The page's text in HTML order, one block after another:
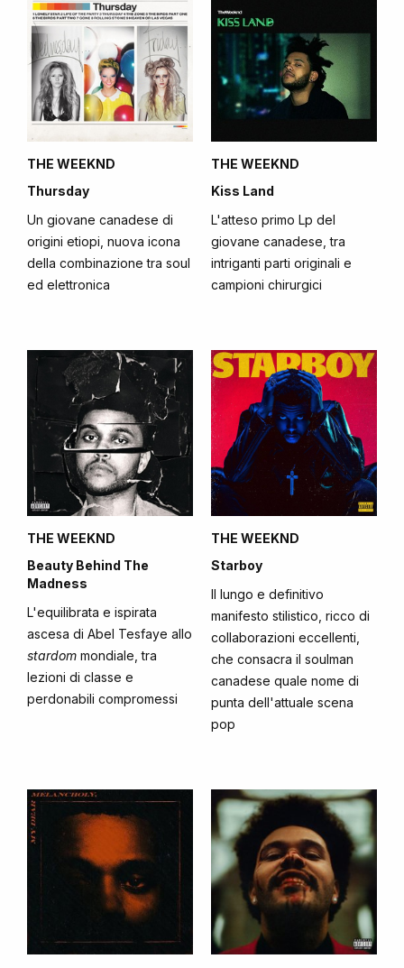
THE WEEKND
Thursday
Un giovane canadese di
origini etiopi, nuova icona
della combinazione tra soul
ed elettronica
THE WEEKND
Kiss Land
L'atteso primo Lp del
giovane canadese, tra
intriganti parti originali e
campioni chirurgici
THE WEEKND
Beauty Behind The
Madness
L'equilibrata e ispirata
ascesa di Abel Tesfaye allo
stardom mondiale, tra
lezioni di classe e
perdonabili compromessi
THE WEEKND
Starboy
Il lungo e definitivo
manifesto stilistico, ricco di
collaborazioni eccellenti,
che consacra il soulman
canadese quale nome di
punta dell'attuale scena
pop